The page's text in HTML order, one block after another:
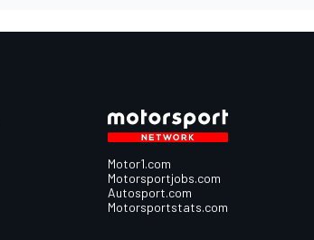
Motor1.com
Motorsportjobs.com
Autosport.com
Motorsportstats.com